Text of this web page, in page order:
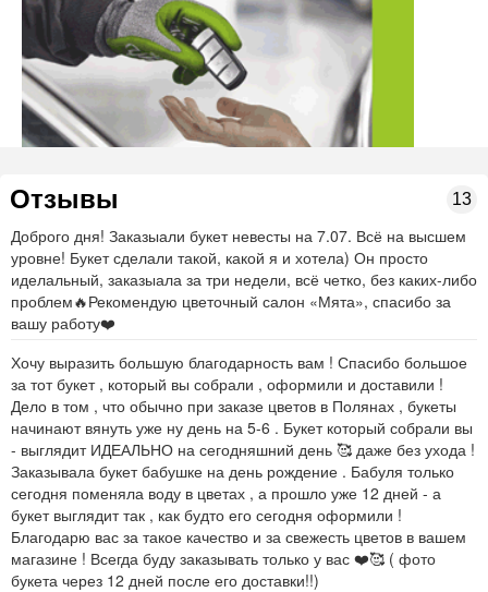
Отзывы 13
Доброго дня! Заказыали букет невесты на 7.07. Всё на высшем
уровне! Букет сделали такой, какой я и хотела) Он просто
иделальный, заказыала за три недели, всё четко, без каких-либо
проблем🔥Рекомендую цветочный салон «Мята», спасибо за
вашу работу❤️
Хочу выразить большую благодарность вам ! Спасибо большое
за тот букет , который вы собрали , оформили и доставили !
Дело в том , что обычно при заказе цветов в Полянах , букеты
начинают вянуть уже ну день на 5-6 . Букет который собрали вы
- выглядит ИДЕАЛЬНО на сегодняшний день 🥰 даже без ухода !
Заказывала букет бабушке на день рождение . Бабуля только
сегодня поменяла воду в цветах , а прошло уже 12 дней - а
букет выглядит так , как будто его сегодня оформили !
Благодарю вас за такое качество и за свежесть цветов в вашем
магазине ! Всегда буду заказывать только у вас ❤️🥰 ( фото
букета через 12 дней после его доставки!!)